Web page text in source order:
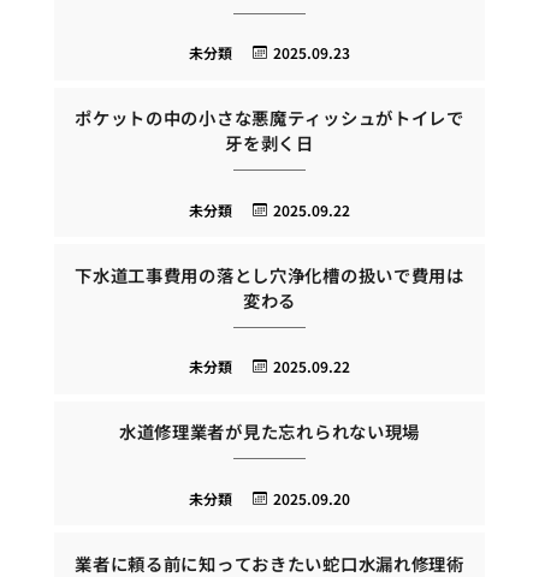
2025.09.23
未分類
ポケットの中の小さな悪魔ティッシュがトイレで
牙を剥く日
2025.09.22
未分類
下水道工事費用の落とし穴浄化槽の扱いで費用は
変わる
2025.09.22
未分類
水道修理業者が見た忘れられない現場
2025.09.20
未分類
業者に頼る前に知っておきたい蛇口水漏れ修理術